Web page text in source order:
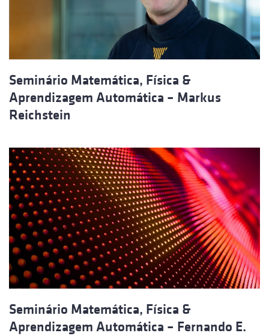
Seminário Matemática, Física &
Aprendizagem Automática – Markus
Reichstein
Seminário Matemática, Física &
Aprendizagem Automática – Fernando E.